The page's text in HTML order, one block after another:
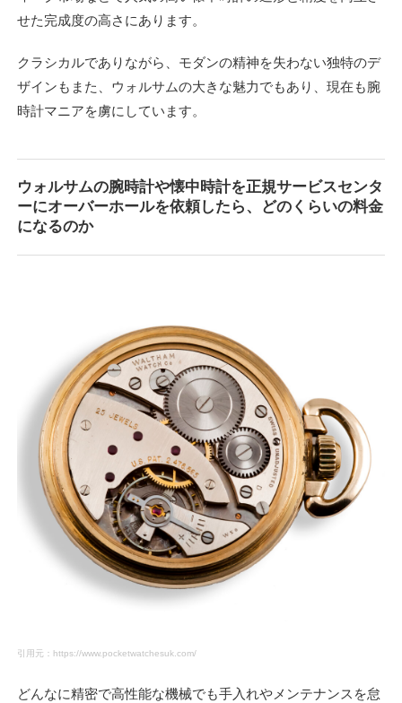
せた完成度の高さにあります。
クラシカルでありながら、モダンの精神を失わない独特のデ
ザインもまた、ウォルサムの大きな魅力でもあり、現在も腕
時計マニアを虜にしています。
ウォルサムの腕時計や懐中時計を正規サービスセンタ
ーにオーバーホールを依頼したら、どのくらいの料金
になるのか
引用元：https://www.pocketwatchesuk.com/
どんなに精密で高性能な機械でも手入れやメンテナンスを怠